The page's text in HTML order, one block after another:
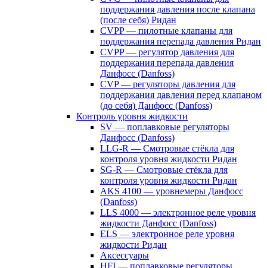
поддержания давления после клапана
(после себя) Ридан
CVPP — пилотные клапаны для
поддержания перепада давления Ридан
CVPP — регулятор давления для
поддержания перепада давления
Данфосс (Danfoss)
CVP — регуляторы давления для
поддержания давления перед клапаном
(до себя) Данфосс (Danfoss)
Контроль уровня жидкости
SV — поплавковые регуляторы
Данфосс (Danfoss)
LLG-R — Смотровые стёкла для
контроля уровня жидкости Ридан
SG-R — Смотровые стёкла для
контроля уровня жидкости Ридан
AKS 4100 — уровнемеры Данфосс
(Danfoss)
LLS 4000 — электронное реле уровня
жидкости Данфосс (Danfoss)
ELS — электронное реле уровня
жидкости Ридан
Аксессуары
HFI — поплавковые регуляторы